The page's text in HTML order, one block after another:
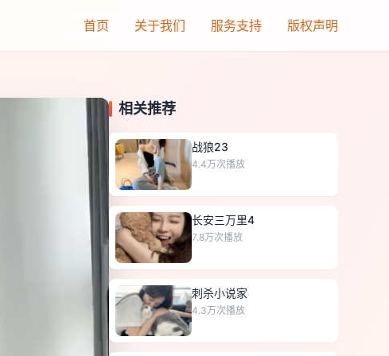
首页 关于我们 服务支持 版权声明
相关推荐
战狼23
4.4万次播放
长安三万里4
7.8万次播放
刺杀小说家
4.3万次播放